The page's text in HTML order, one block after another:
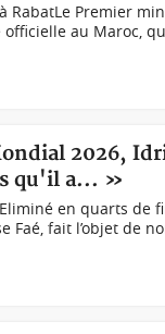
RabatLe Premier
au Maroc,
2026,
qu'il a... »
en quarts de
Faé, fait l’objet de